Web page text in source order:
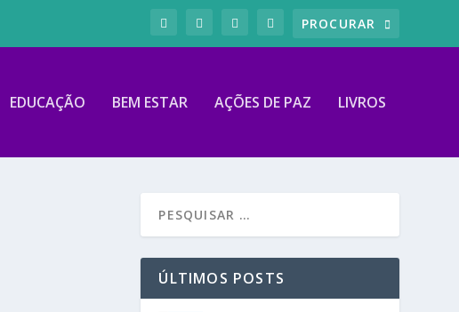
EDUCAÇÃO BEM ESTAR AÇÕES DE PAZ LIVROS
ÚLTIMOS POSTS